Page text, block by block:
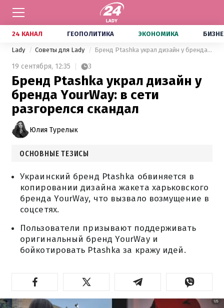
24 КАНАЛ ГЕОПОЛИТИКА ЭКОНОМИКА
Lady Советы для Lady Бренд Ptashka украл дизайн у бренда YourWay: в сети разгорелся скандал
19 сентября, 12:35 3
Бренд Ptashka украл дизайн у
бренда YourWay: в сети
разгорелся скандал
Юлия Турелык
ОСНОВНЫЕ ТЕЗИСЫ
Украинский бренд Ptashka обвиняется в
копировании дизайна жакета харьковского
бренда YourWay, что вызвало возмущение в
соцсетях.
Пользователи призывают поддерживать
оригинальный бренд YourWay и
бойкотировать Ptashka за кражу идей.